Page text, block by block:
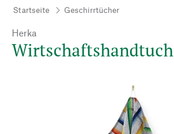
Startseite Geschirrtücher
Herka
Wirtschaftshandtuch